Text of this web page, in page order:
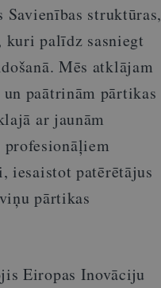
struktūras,
kuri palīdz sasniegt
Mēs atklājam
paātrinām pārtikas
ar jaunām
iesaistot patērētājus
pārtikas
Eiropas Inovāciju